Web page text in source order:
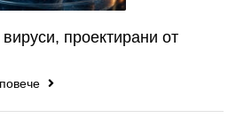
проектирани от